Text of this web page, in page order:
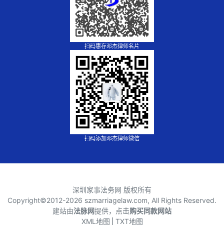
扫码惠存邓杰律师名片
扫码添加邓杰律师微信
深圳家事法务网 版权所有
Copyright©2012-2026 szmarriagelaw.com, All Rights Reserved.
建站由法脉网提供，点击购买同款网站
XML地图 TXT地图